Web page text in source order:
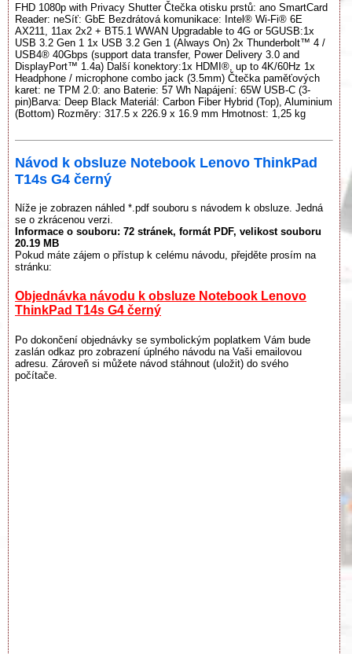
FHD 1080p with Privacy Shutter Čtečka otisku prstů: ano SmartCard
Reader: neSíť: GbE Bezdrátová komunikace: Intel® Wi-Fi® 6E
AX211, 11ax 2x2 + BT5.1 WWAN Upgradable to 4G or 5GUSB:1x
USB 3.2 Gen 1 1x USB 3.2 Gen 1 (Always On) 2x Thunderbolt™ 4 /
USB4® 40Gbps (support data transfer, Power Delivery 3.0 and
DisplayPort™ 1.4a) Další konektory:1x HDMI®, up to 4K/60Hz 1x
Headphone / microphone combo jack (3.5mm) Čtečka paměťových
karet: ne TPM 2.0: ano Baterie: 57 Wh Napájení: 65W USB-C (3-
pin)Barva: Deep Black Materiál: Carbon Fiber Hybrid (Top), Aluminium
(Bottom) Rozměry: 317.5 x 226.9 x 16.9 mm Hmotnost: 1,25 kg
Návod k obsluze Notebook Lenovo ThinkPad
T14s G4 černý
Níže je zobrazen náhled *.pdf souboru s návodem k obsluze. Jedná
se o zkrácenou verzi.
Informace o souboru: 72 stránek, formát PDF, velikost souboru
20.19 MB
Pokud máte zájem o přístup k celému návodu, přejděte prosím na
stránku:
Objednávka návodu k obsluze Notebook Lenovo
ThinkPad T14s G4 černý
Po dokončení objednávky se symbolickým poplatkem Vám bude
zaslán odkaz pro zobrazení úplného návodu na Vaši emailovou
adresu. Zároveň si můžete návod stáhnout (uložit) do svého
počítače.